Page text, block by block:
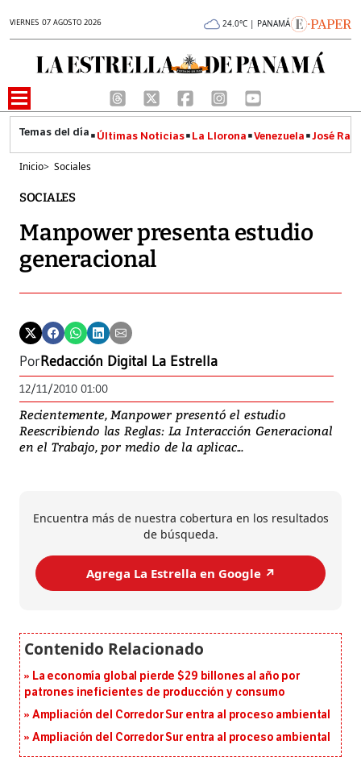
VIERNES 07 AGOSTO 2026 24.0°C | PANAMÁ
Últimas Noticias La Llorona Venezuela José
Inicio> Sociales
SOCIALES
Manpower presenta estudio
generacional
PorRedacción Digital La Estrella
12/11/2010 01:00
Recientemente, Manpower presentó el estudio
Reescribiendo las Reglas: La Interacción Generacional
en el Trabajo, por medio de la aplicac...
Encuentra más de nuestra cobertura en los resultados
de búsqueda.
Agrega La Estrella en Google ↗️
La economía global pierde $29 billones al año por
patrones ineficientes de producción y consumo
Ampliación del Corredor Sur entra al proceso ambiental
Ampliación del Corredor Sur entra al proceso ambiental